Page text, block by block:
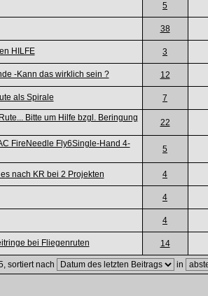
5
38
HILFE 3
-Kann das wirklich sein ? 12
als Spirale 7
Bitte um Hilfe bzgl. Beringung 22
FireNeedle Fly6Single-Hand 4-
5
nach KR bei 2 Projekten 4
4
4
bei Fliegenruten 14
sortiert nach in